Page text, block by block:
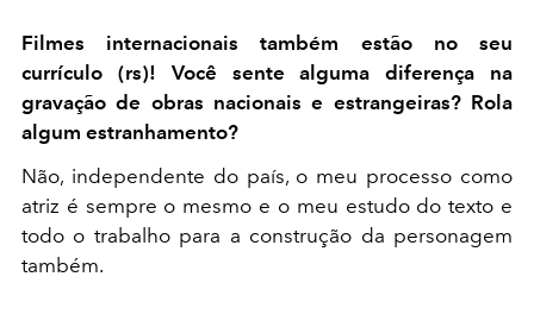
Filmes internacionais também estão no seu
currículo (rs)! Você sente alguma diferença na
gravação de obras nacionais e estrangeiras? Rola
algum estranhamento?
Não, independente do país, o meu processo como
atriz é sempre o mesmo e o meu estudo do texto e
todo o trabalho para a construção da personagem
também.